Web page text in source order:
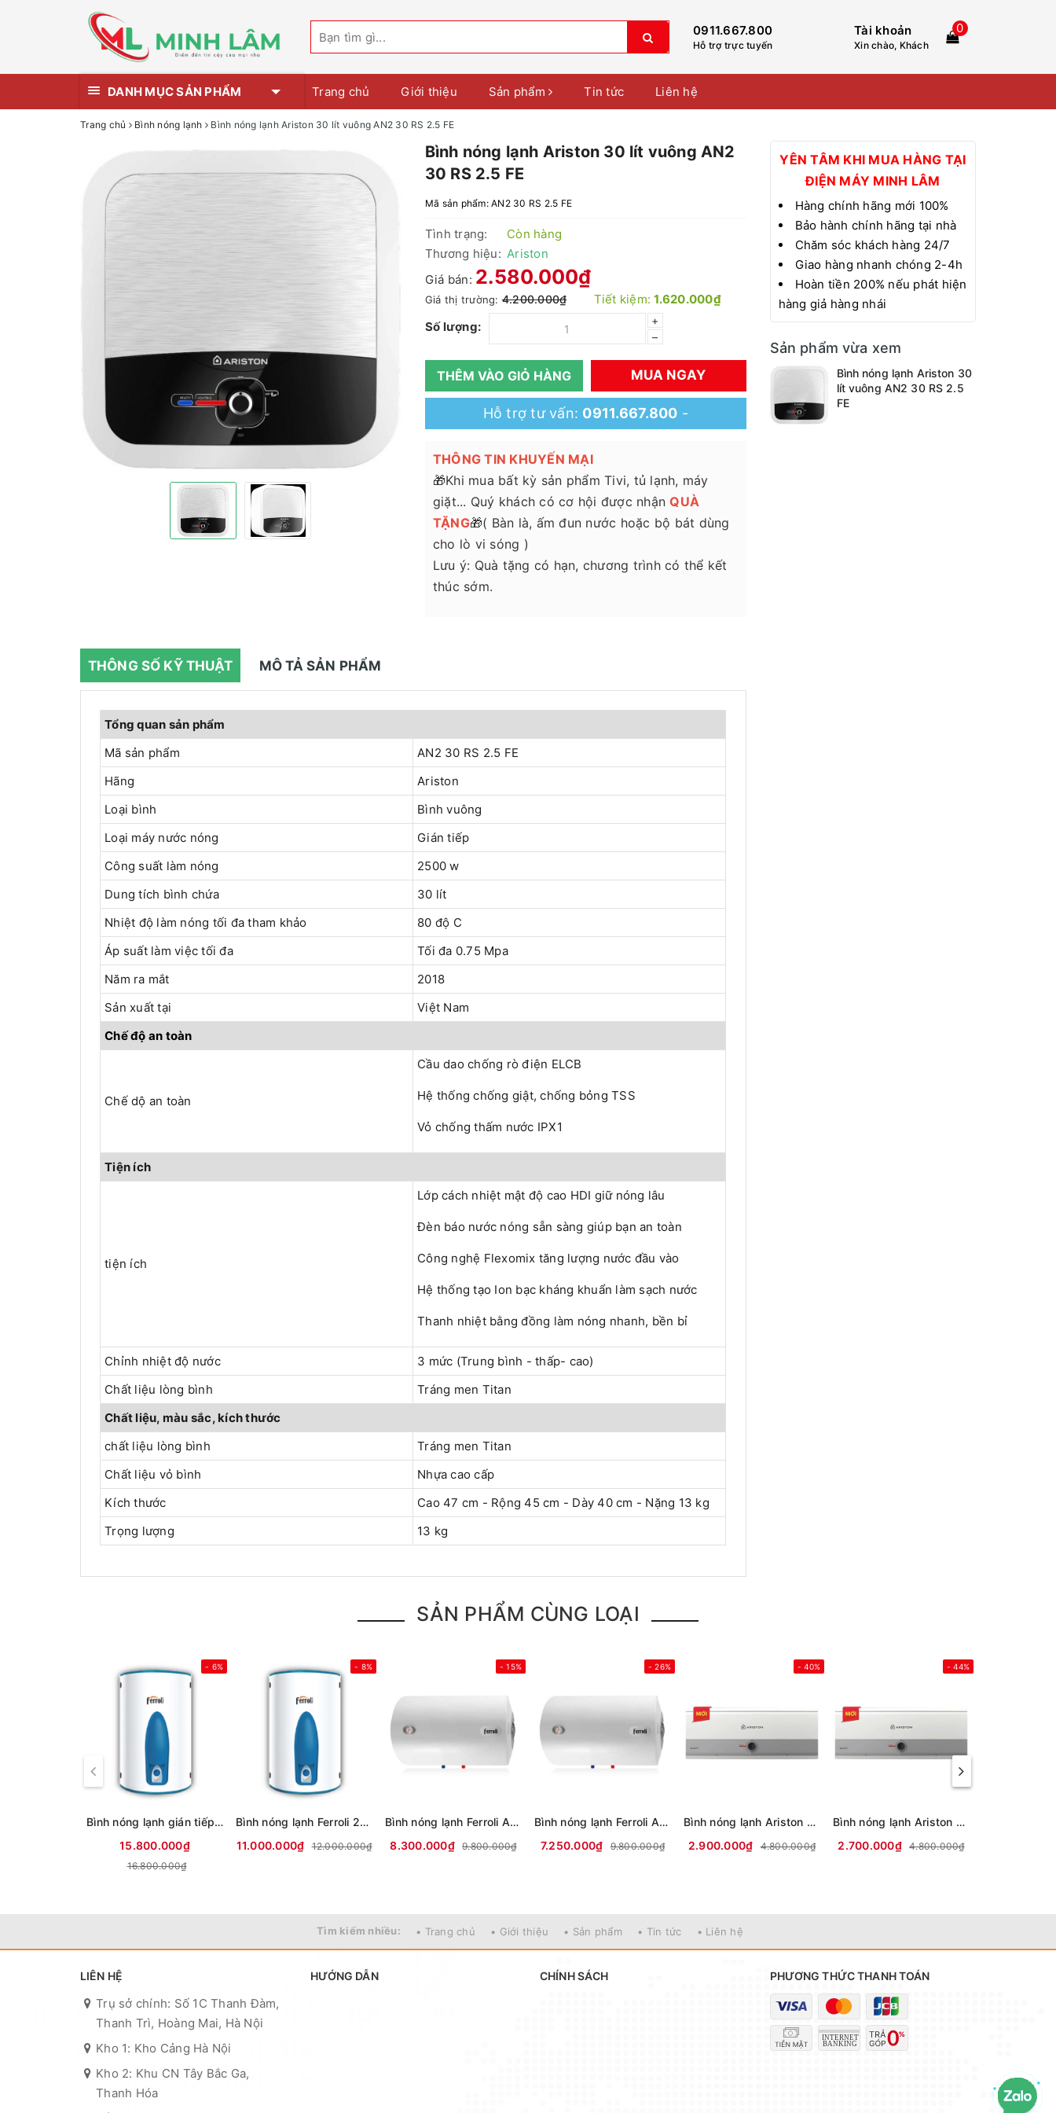
0911.667.800
Hỗ trợ trực tuyến
Tài khoản
Xin chào, Khách
0
DANH MỤC SẢN PHẨM Trang chủ Giới thiệu Sản phẩm Tin tức Liên hệ
Trang chủ Bình nóng lạnh Bình nóng lạnh Ariston 30 lít vuông AN2 30 RS 2.5 FE
Bình nóng lạnh Ariston 30 lít vuông AN2
30 RS 2.5 FE
Mã sản phẩm: AN2 30 RS 2.5 FE
Tình trạng:
Còn hàng
Thương hiệu: Ariston
Giá bán: 2.580.000₫
Giá thị trường:4.200.000₫ Tiết kiệm:1.620.000₫
Số lượng:
+
–
THÊM VÀO GIỎ HÀNG MUA NGAY
Hỗ trợ tư vấn: 0911.667.800 -
THÔNG TIN KHUYẾN MẠI
🎁Khi mua bất kỳ sản phẩm Tivi, tủ lạnh, máy
giặt... Quý khách có cơ hội được nhậnQUÀ
TẶNG🎁( Bàn là, ấm đun nước hoặc bộ bát dùng
cho lò vi sóng )
Lưu ý: Quà tặng có hạn, chương trình có thể kết
thúc sớm.
THÔNG SỐ KỸ THUẬT MÔ TẢ SẢN PHẨM
Tổng quan sản phẩm
Mã sản phẩm
AN2 30 RS 2.5 FE
Hãng
Ariston
Loại bình
Bình vuông
Loại máy nước nóng
Gián tiếp
Công suất làm nóng
2500 w
Dung tích bình chứa
30 lít
Nhiệt độ làm nóng tối đa tham khảo
80 độ C
Áp suất làm việc tối đa
Tối đa 0.75 Mpa
Năm ra mắt
2018
Sản xuất tại
Việt Nam
Chế độ an toàn
Chế dộ an toàn
Cầu dao chống rò điện ELCB
Hệ thống chống giật, chống bỏng TSS
Vỏ chống thấm nước IPX1
Tiện ích
tiện ích
Lớp cách nhiệt mật độ cao HDI giữ nóng lâu
Đèn báo nước nóng sẵn sàng giúp bạn an toàn
Công nghệ Flexomix tăng lượng nước đầu vào
Hệ thống tạo Ion bạc kháng khuẩn làm sạch nước
Thanh nhiệt bằng đồng làm nóng nhanh, bền bỉ
Chỉnh nhiệt độ nước
3 mức (Trung bình - thấp- cao)
Chất liệu lòng bình
Tráng men Titan
Chất liệu, màu sắc, kích thước
chất liệu lòng bình
Tráng men Titan
Chất liệu vỏ bình
Nhựa cao cấp
Kích thước
Cao 47 cm - Rộng 45 cm - Dày 40 cm - Nặng 13 kg
Trọng lượng
13 kg
YÊN TÂM KHI MUA HÀNG TẠI
ĐIỆN MÁY MINH LÂM
Hàng chính hãng mới 100%
Bảo hành chính hãng tại nhà
Chăm sóc khách hàng 24/7
Giao hàng nhanh chóng 2-4h
Hoàn tiền 200% nếu phát hiện
hàng giả hàng nhái
Sản phẩm vừa xem
Bình nóng lạnh Ariston 30
lít vuông AN2 30 RS 2.5
FE
SẢN PHẨM CÙNG LOẠI
- 6%
Bình nóng lạnh gián tiếp 300 lítFerroli Aqua store
15.800.000₫
16.800.000₫
- 8%
Bình nóng lạnh Ferroli 200 lít AQUA 200L
11.000.000₫
12.000.000₫
- 15%
Bình nóng lạnh Ferroli AQUA 150L
8.300.000₫
9.800.000₫
- 26%
Bình nóng lạnh Ferroli AQUA 125L
7.250.000₫
9.800.000₫
- 40%
Bình nóng lạnh Ariston 30 lít SLIM3 30 R VN (mới 2025)
2.900.000₫
4.800.000₫
- 44%
Bình nóng lạnh Ariston 20 lít SLIM3 20 R VN (mới 2025)
2.700.000₫
4.800.000₫
Tìm kiếm nhiều: • Trang chủ • Giới thiệu • Sản phẩm • Tin tức • Liên hệ
LIÊN HỆ
Trụ sở chính: Số 1C Thanh Đàm,
Thanh Trì, Hoàng Mai, Hà Nội
Kho 1: Kho Cảng Hà Nội
Kho 2: Khu CN Tây Bắc Ga,
Thanh Hóa
HƯỚNG DẪN CHÍNH SÁCH PHƯƠNG THỨC THANH TOÁN